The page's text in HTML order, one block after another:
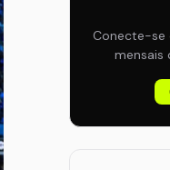
Conecte-se
mensais